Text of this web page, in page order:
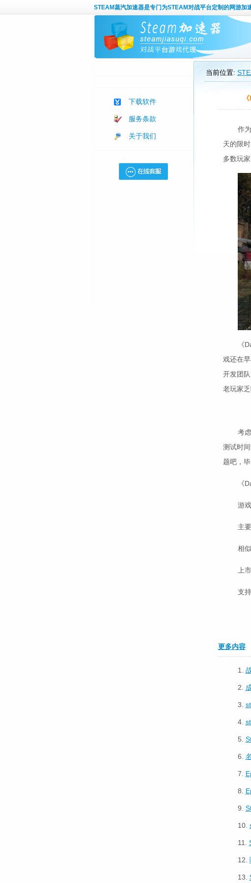
STEAM蒸汽加速器是专门为STEAM对战平台定制的网游加
下载软件
服务条款
关于我们
当前位置:
作
天的限
多数玩
《
戏还在
开发团
老玩家乏
考
测试时
题吧，
《
游
主
相
上
支
更多内容
1.
2.
3.
4.
5.
6.
7.
8.
9.
10.
11.
12.
13.